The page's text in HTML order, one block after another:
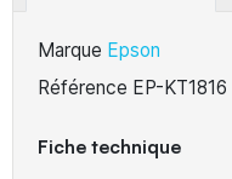
Marque Epson
Référence EP-KT1816
Fiche technique